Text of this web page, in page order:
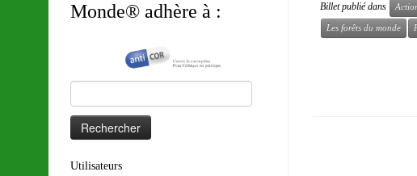
Monde® adhère à :
Utilisateurs
Billet publié dans
Les forêts du monde